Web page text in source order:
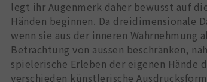
legt ihr Augenmerk daher bewusst auf
Händen beginnen. Da dreidimensionale
wenn sie aus der inneren
Betrachtung von aussen beschränken,
spielerische Erleben der eigenen Hände
verschieden künstlerische